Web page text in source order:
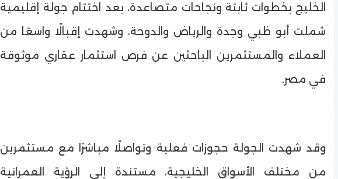
الخليج بخطوات ثابتة ونجاحات متصاعدة، بعد اختتام جولة إقليمية
شملت أبو ظبي وجدة والرياض والدوحة، وشهدت إقبالًا واسعًا من
العملاء والمستثمرين الباحثين عن فرص استثمار عقاري موثوقة
في مصر.
وقد شهدت الجولة حجوزات فعلية وتواصلًا مباشرًا مع مستثمرين
من مختلف الأسواق الخليجية، مستندة إلى الرؤية العمرانية